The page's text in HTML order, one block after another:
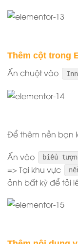
Thêm cột trong
Ấn chuột vào
Để thêm nền bạn
Ấn vào biểu
=> Tại khu vực
ảnh bất kỳ để tải